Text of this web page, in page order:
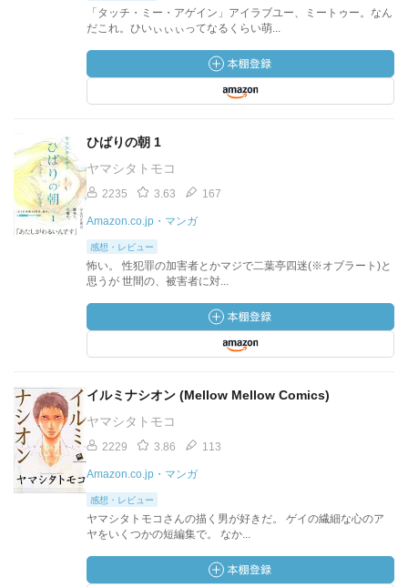
「タッチ・ミー・アゲイン」アイラブユー、ミートゥー。なん
だこれ。ひいぃぃぃってなるくらい萌...
ひばりの朝 1
ヤマシタトモコ
2235 3.63 167
Amazon.co.jp・マンガ
感想・レビュー
怖い。 性犯罪の加害者とかマジで二葉亭四迷(※オブラート)と
思うが 世間の、被害者に対...
イルミナシオン (Mellow Mellow Comics)
ヤマシタトモコ
2229 3.86 113
Amazon.co.jp・マンガ
感想・レビュー
ヤマシタトモコさんの描く男が好きだ。 ゲイの繊細な心のア
ヤをいくつかの短編集で。 なか...